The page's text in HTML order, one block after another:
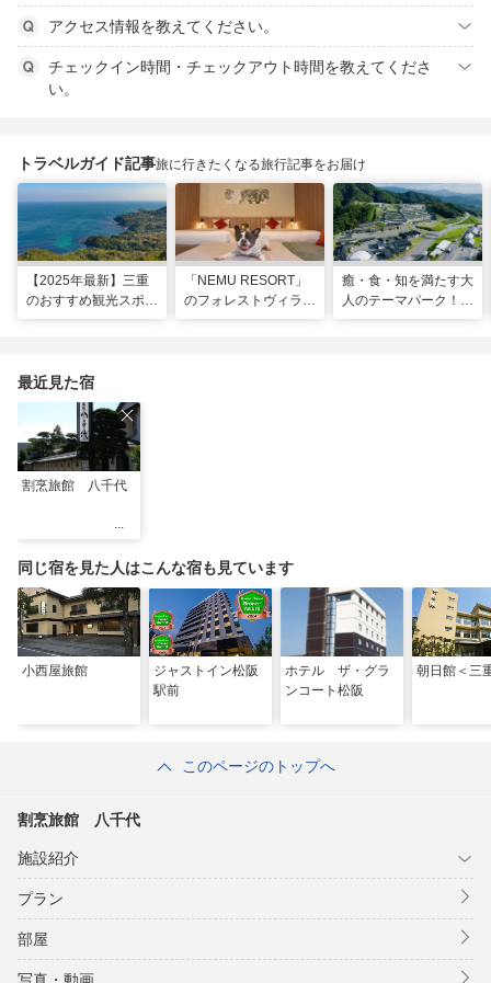
アクセス情報を教えてください。
チェックイン時間・チェックアウト時間を教えてくださ
い。
トラベルガイド記事旅に行きたくなる旅行記事をお届け
【2025年最新】三重
のおすすめ観光スポッ
まで
「NEMU RESORT」
のフォレストヴィラ
癒・食・知を満たす大
人のテーマパーク！
最近見た宿
割烹旅館 八千代
同じ宿を見た人はこんな宿も見ています
小西屋旅館
ジャストイン松阪
駅前
ホテル ザ・グラ
ンコート松阪
朝日館＜三
このページのトップへ
割烹旅館 八千代
施設紹介
プラン
部屋